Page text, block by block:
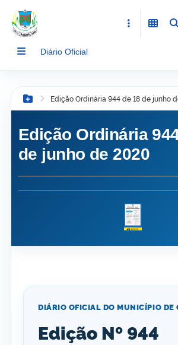
conteúdo
Diário Oficial
Botão Menu
Edição Ordinária 944 de 18 de junho
Edição Ordinária
de junho de 2020
DIÁRIO OFICIAL DO MUNICÍPIO DE
Edição Nº 944